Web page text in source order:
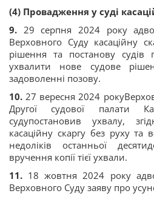
(4) Провадження у суді
9. 29 серпня 2024 року
Верховного Суду касаційну
рішення та постанову судів
ухвалити нове судове
задоволенні позову.
10.27 вересня 2024
Другої судової палати
судупостановив ухвалу,
касаційну скаргу без руху та
недоліків останньої
вручення копії тієї ухвали.
11. 18 жовтня 2024 року
Верховного Суду заяву про